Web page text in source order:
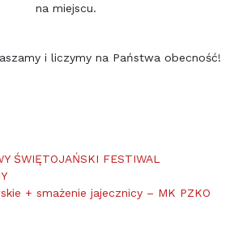
na miejscu.
i liczymy na Państwa obecność!
po artykułach
ŚWIĘTOJAŃSKI FESTIWAL
+ smażenie jajecznicy – MK PZKO